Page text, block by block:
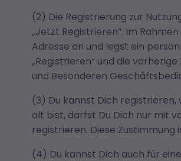
(2) Die Registrierung zur
„Jetzt Registrieren“. Im
Adresse an und legst ein
„Registrieren“ und die
und Besonderen
(3) Du kannst Dich registrieren,
alt bist, darfst Du Dich nur mit
registrieren. Diese
(4) Du kannst Dich auch für